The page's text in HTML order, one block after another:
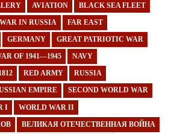
AVIATION BLACK SEA FLEET
IN RUSSIA FAR EAST
GERMANY GREAT PATRIOTIC WAR
OF 1941—1945 NAVY
RED ARMY RUSSIA
EMPIRE SECOND WORLD WAR
I WORLD WAR II
ВЕЛИКАЯ ОТЕЧЕСТВЕННАЯ ВОЙНА